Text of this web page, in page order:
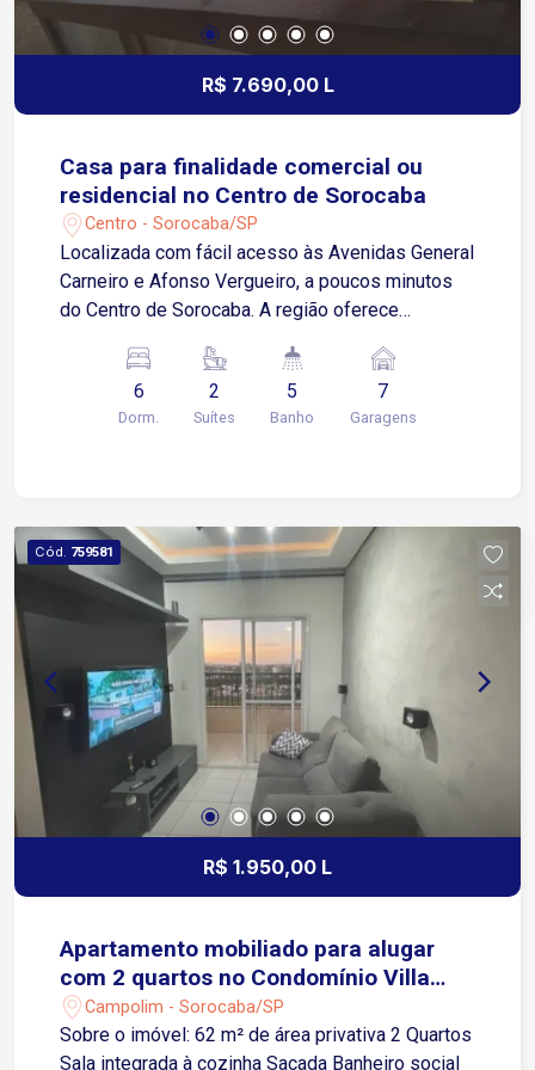
R$ 7.690,00 L
Casa para finalidade comercial ou
residencial no Centro de Sorocaba
Centro - Sorocaba/SP
Localizada com fácil acesso às Avenidas General
Carneiro e Afonso Vergueiro, a poucos minutos
do Centro de Sorocaba. A região oferece
restaurantes, supermercados, farmácias e
diversos comércios e serviços. Sobre o imóvel: 3
quartos, sendo 1 suíte com armários planejados
de serviço Dependência de empregada com
quarto e banheiro Área externa: Quintal com
acesso lateral independente Espaço gourmet
coberto Cozinha de apoio Churrasqueira Banheiro
escritório ou ambiente multiuso Banheiro Varanda
Ideal para quem procura uma casa com boa
distribuição dos ambientes, espaço interno e
externo, perfeita para morar com conforto e
receber familiares e amigos. Agende sua visita e
conheça este imóvel!
6
Dorm.
2
Suítes
5
Banho
7
Garagens
Cód. 759581
R$ 1.950,00 L
Apartamento mobiliado para alugar
com 2 quartos no Condomínio Villa
Sunset
Campolim - Sorocaba/SP
Sobre o imóvel: 62 m² de área privativa 2 Quartos
Sala integrada à cozinha Sacada Banheiro social